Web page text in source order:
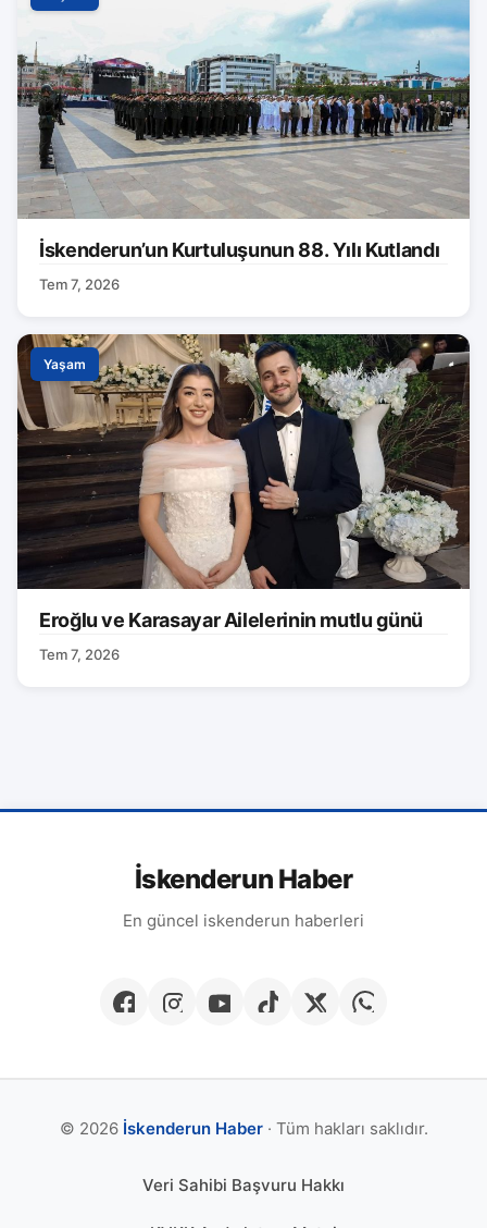
İskenderun’un Kurtuluşunun 88. Yılı Kutlandı
Tem 7, 2026
Yaşam
Eroğlu ve Karasayar Ailelerinin mutlu günü
Tem 7, 2026
İskenderun Haber
En güncel iskenderun haberleri
© 2026 İskenderun Haber· Tüm hakları saklıdır.
Veri Sahibi Başvuru Hakkı